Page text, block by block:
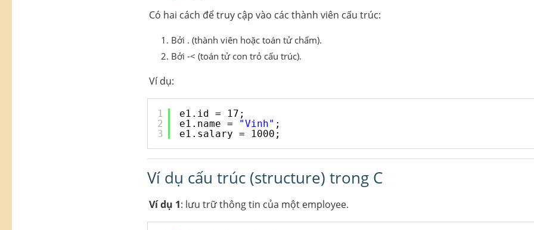
Có hai cách để truy cập vào các thành viên cấu trúc:
Bởi . (thành viên hoặc toán tử chấm).
Bởi -< (toán tử con trỏ cấu trúc).
Ví dụ:
1
2
3
e1.id = 17;
e1.name =
"Vinh" ;
e1.salary = 1000;
Ví dụ cấu trúc (structure) trong C
Ví dụ 1: lưu trữ thông tin của một employee.